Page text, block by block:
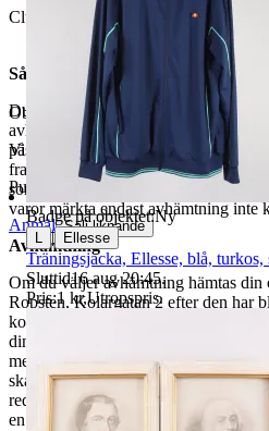
Cluedo ej kontrollräknat, Dobby ej
Så här går det till när du handlar
Du betalar din order direkt på
avhämtning. Vill du att vi samfraktar
på din Traderasida och vänta med
fraktpriset. Vi samfraktar upp till fyra
som avslutas samma dag.
varor märkta endast avhämtning inte
Avhämtning
Om du väljer avhämtning hämtas
Ropsten, Kolargatan 2 efter den har
kommer att få ett separat mail med
din order på Myrorna i Ropsten! när
med legitimation. Hanteringstiden är
ska hämtas senast 7 dagar efter att
redo för avhämtning. Ordrar som ej
en avgift på 84 kr dras av från
Objektnr
735 043 665
Visningar
202
Publicerad
5 jun 21:59
Anmäl Sälj liknande
Badge på objektet:Ny
| Ellesse
Träningsjacka, Ellesse, blå, turkos,
Sluttid16 aug 20:45.
Pris:1 kr,Utropspris.